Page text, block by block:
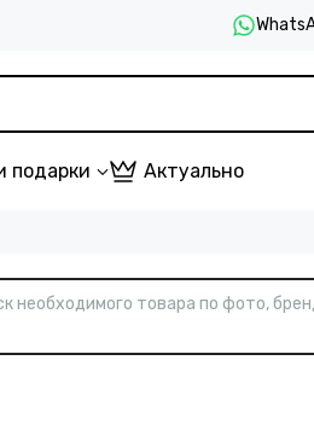
подарки Актуально
товара по фото,